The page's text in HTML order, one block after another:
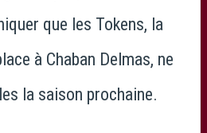
que les Tokens, la
à Chaban Delmas, ne
la saison prochaine.